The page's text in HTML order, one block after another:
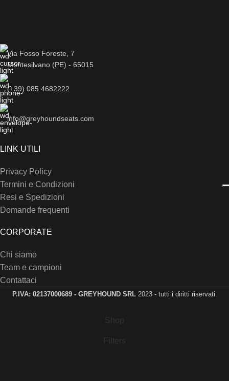
Via Fosso Foreste, 7
Montesilvano (PE) - 65015
(+39) 085 4682222
info@greyhoundseats.com
LINK UTILI
Privacy Policy
Termini e Condizioni
Resi e Spedizioni
Domande frequenti
CORPORATE
Chi siamo
Team e campioni
Contattaci
P.IVA: 02137000689 - GREYHOUND SRL 2023 - tutti i diritti riservati.
Shop
Filters